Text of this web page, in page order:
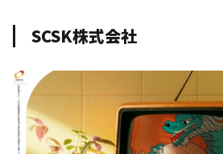
SCSK株式会社